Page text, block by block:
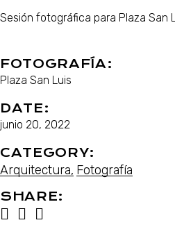
Sesión fotográfica para Plaza San
FOTOGRAFÍA:
Plaza San Luis
DATE:
junio 20, 2022
CATEGORY:
Arquitectura Fotografía
SHARE: